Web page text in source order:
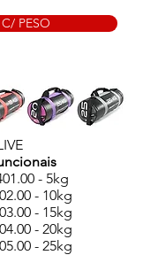
PESO
- 5kg
- 10kg
- 15kg
- 20kg
- 25kg